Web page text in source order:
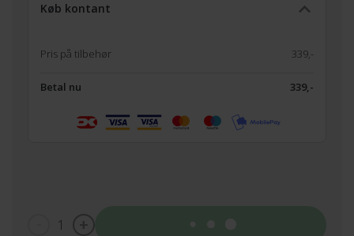
Køb kontant
Pris på tilbehør 339,-
Betal nu 339,-
1